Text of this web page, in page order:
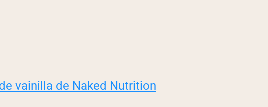
vainilla de Naked Nutrition